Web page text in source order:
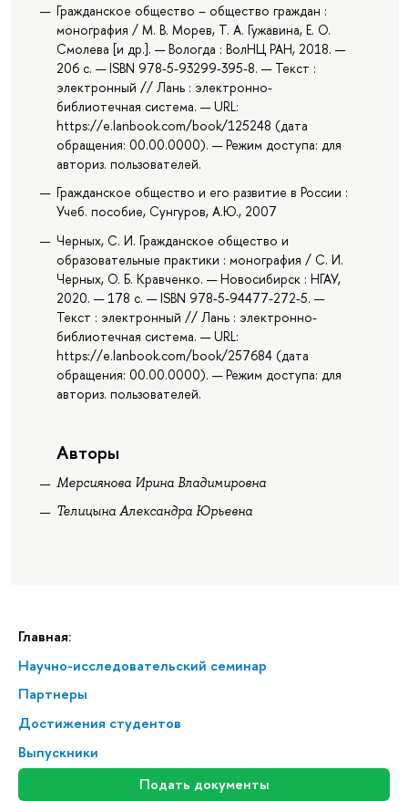
Главная:
Научно-исследовательский семинар
Партнеры
Достижения студентов
Выпускники
Подать документы
Гражданское общество – общество граждан :
монография / М. В. Морев, Т. А. Гужавина, Е. О.
Смолева [и др.]. — Вологда : ВолНЦ РАН, 2018. —
206 с. — ISBN 978-5-93299-395-8. — Текст :
электронный // Лань : электронно-
библиотечная система. — URL:
https://e.lanbook.com/book/125248 (дата
обращения: 00.00.0000). — Режим доступа: для
авториз. пользователей.
Гражданское общество и его развитие в России :
Учеб. пособие, Сунгуров, А.Ю., 2007
Черных, С. И. Гражданское общество и
образовательные практики : монография / С. И.
Черных, О. Б. Кравченко. — Новосибирск : НГАУ,
2020. — 178 с. — ISBN 978-5-94477-272-5. —
Текст : электронный // Лань : электронно-
библиотечная система. — URL:
https://e.lanbook.com/book/257684 (дата
обращения: 00.00.0000). — Режим доступа: для
авториз. пользователей.
Авторы
Мерсиянова Ирина Владимировна
Телицына Александра Юрьевна